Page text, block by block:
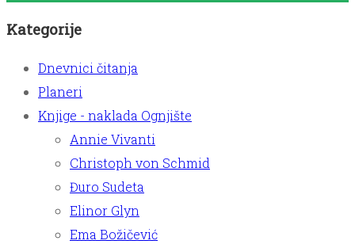
Kategorije
Dnevnici čitanja
Planeri
Knjige - naklada Ognjište
Annie Vivanti
Christoph von Schmid
Đuro Sudeta
Elinor Glyn
Ema Božičević